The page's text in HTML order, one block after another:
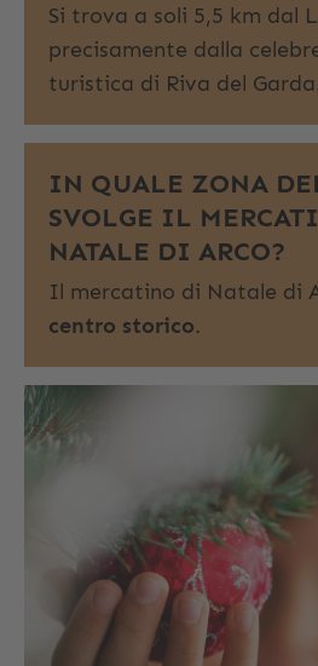
Si trova a soli 5,5 km dal
precisamente dalla
turistica di Riva del
IN QUALE ZONA
SVOLGE IL
NATALE DI ARCO?
Il mercatino di Natale di
centro storico.